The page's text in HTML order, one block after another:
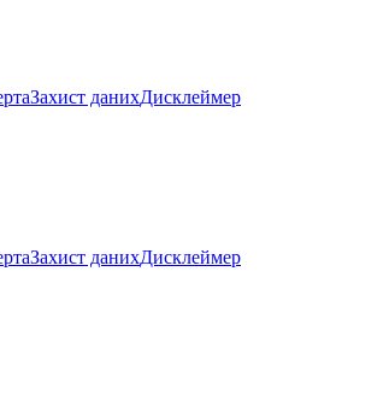
Захист данихДисклеймер
Захист данихДисклеймер